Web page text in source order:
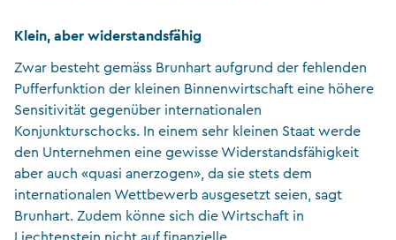
Klein, aber widerstandsfähig
Zwar besteht gemäss Brunhart aufgrund der fehlenden
Pufferfunktion der kleinen Binnenwirtschaft eine höhere
Sensitivität gegenüber internationalen
Konjunkturschocks. In einem sehr kleinen Staat werde
den Unternehmen eine gewisse Widerstandsfähigkeit
aber auch «quasi anerzogen», da sie stets dem
internationalen Wettbewerb ausgesetzt seien, sagt
Brunhart. Zudem könne sich die Wirtschaft in
Liechtenstein nicht auf finanzielle